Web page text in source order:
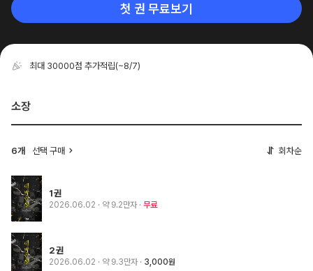
첫 권 무료보기
최대 30000점 추가적립(~8/7)
소장
6개 선택 구매 회차순
1권
2026.06.02 · 약 9.2만자 무료
2권
2026.06.02 · 약 9.3만자 3,000원